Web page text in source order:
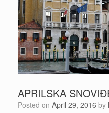
APRILSKA
Posted on April 29, 2016 by